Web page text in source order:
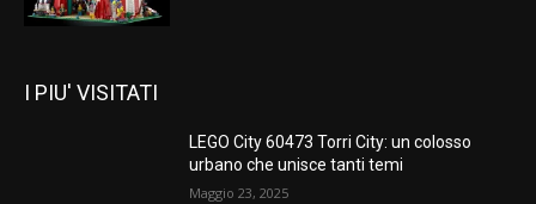
I PIU' VISITATI
LEGO City 60473 Torri City: un colosso
urbano che unisce tanti temi
Maggio 23, 2025